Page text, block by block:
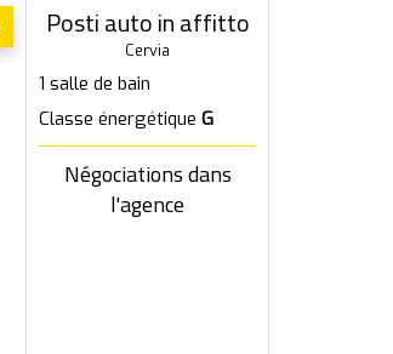
Posti auto in affitto
Cervia
1 salle de bain
Classe énergétique G
Négociations dans
l'agence